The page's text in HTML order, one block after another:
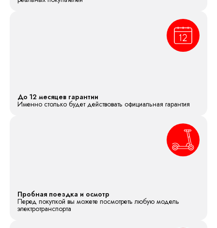
До 12 месяцев гарантии
Именно столько будет действовать официальная гарантия
Пробная поездка и осмотр
Перед покупкой вы можете посмотреть любую модель
электротранспорта